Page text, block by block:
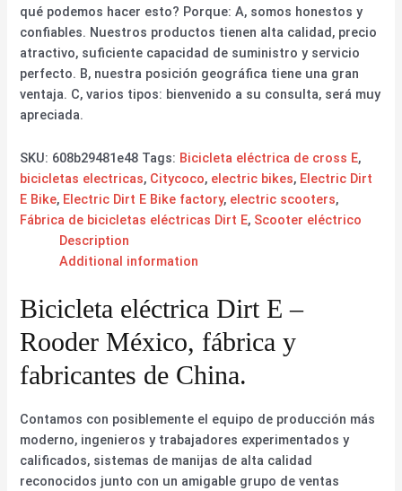
qué podemos hacer esto? Porque: A, somos honestos y
confiables. Nuestros productos tienen alta calidad, precio
atractivo, suficiente capacidad de suministro y servicio
perfecto. B, nuestra posición geográfica tiene una gran
ventaja. C, varios tipos: bienvenido a su consulta, será muy
apreciada.
SKU: 608b29481e48 Tags: Bicicleta eléctrica de cross E,
bicicletas electricas, Citycoco, electric bikes, Electric Dirt
E Bike, Electric Dirt E Bike factory, electric scooters,
Fábrica de bicicletas eléctricas Dirt E, Scooter eléctrico
Description
Additional information
Bicicleta eléctrica Dirt E –
Rooder México, fábrica y
fabricantes de China.
Contamos con posiblemente el equipo de producción más
moderno, ingenieros y trabajadores experimentados y
calificados, sistemas de manijas de alta calidad
reconocidos junto con un amigable grupo de ventas